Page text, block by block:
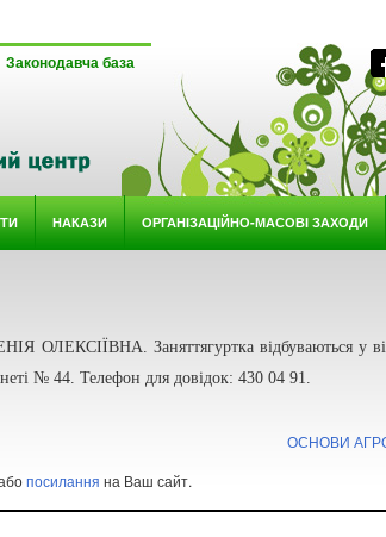
Законодавча база
НАКАЗИ ОРГАНІЗАЦІЙНО-МАСОВІ ЗАХОДИ
ОЛЕКСІЇВНА. Заняттягуртка відбуваються у
№ 44. Телефон для довідок: 430 04 91.
ОСНОВИ
посилання на Ваш сайт.